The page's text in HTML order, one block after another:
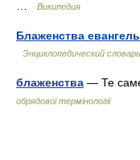
Википедия
Блаженства
Энциклопедический
блаженства — Те
обрядової термінології